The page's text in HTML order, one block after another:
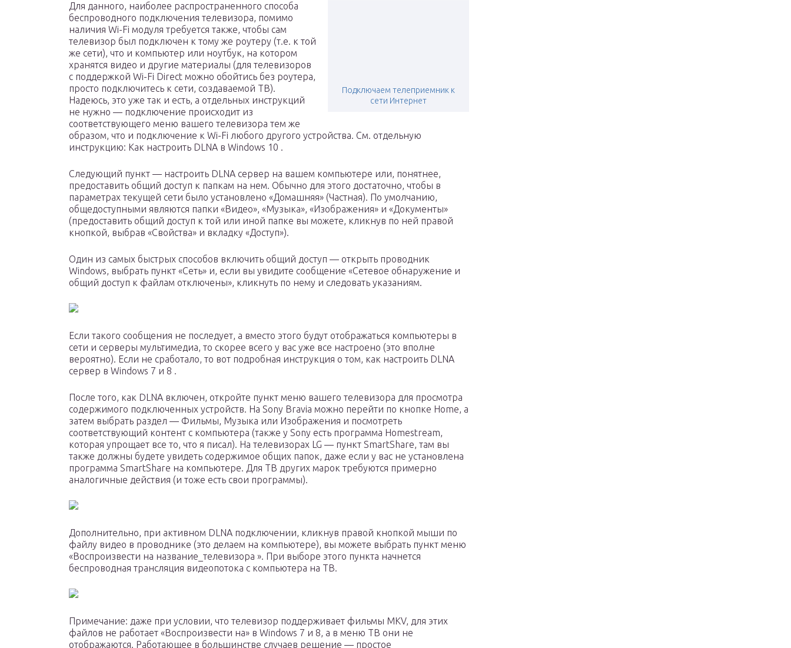
Подключаем телеприемник к
сети Интернет
Для данного, наиболее распространенного способа
беспроводного подключения телевизора, помимо
наличия Wi-Fi модуля требуется также, чтобы сам
телевизор был подключен к тому же роутеру (т.е. к той
же сети), что и компьютер или ноутбук, на котором
хранятся видео и другие материалы (для телевизоров
с поддержкой Wi-Fi Direct можно обойтись без роутера,
просто подключитесь к сети, создаваемой ТВ).
Надеюсь, это уже так и есть, а отдельных инструкций
не нужно — подключение происходит из
соответствующего меню вашего телевизора тем же
образом, что и подключение к Wi-Fi любого другого устройства. См. отдельную
инструкцию: Как настроить DLNA в Windows 10 .
Следующий пункт — настроить DLNA сервер на вашем компьютере или, понятнее,
предоставить общий доступ к папкам на нем. Обычно для этого достаточно, чтобы в
параметрах текущей сети было установлено «Домашняя» (Частная). По умолчанию,
общедоступными являются папки «Видео», «Музыка», «Изображения» и «Документы»
(предоставить общий доступ к той или иной папке вы можете, кликнув по ней правой
кнопкой, выбрав «Свойства» и вкладку «Доступ»).
Один из самых быстрых способов включить общий доступ — открыть проводник
Windows, выбрать пункт «Сеть» и, если вы увидите сообщение «Сетевое обнаружение и
общий доступ к файлам отключены», кликнуть по нему и следовать указаниям.
Если такого сообщения не последует, а вместо этого будут отображаться компьютеры в
сети и серверы мультимедиа, то скорее всего у вас уже все настроено (это вполне
вероятно). Если не сработало, то вот подробная инструкция о том, как настроить DLNA
сервер в Windows 7 и 8 .
После того, как DLNA включен, откройте пункт меню вашего телевизора для просмотра
содержимого подключенных устройств. На Sony Bravia можно перейти по кнопке Home, а
затем выбрать раздел — Фильмы, Музыка или Изображения и посмотреть
соответствующий контент с компьютера (также у Sony есть программа Homestream,
которая упрощает все то, что я писал). На телевизорах LG — пункт SmartShare, там вы
также должны будете увидеть содержимое общих папок, даже если у вас не установлена
программа SmartShare на компьютере. Для ТВ других марок требуются примерно
аналогичные действия (и тоже есть свои программы).
Дополнительно, при активном DLNA подключении, кликнув правой кнопкой мыши по
файлу видео в проводнике (это делаем на компьютере), вы можете выбрать пункт меню
«Воспроизвести на название_телевизора ». При выборе этого пункта начнется
беспроводная трансляция видеопотока с компьютера на ТВ.
Примечание: даже при условии, что телевизор поддерживает фильмы MKV, для этих
файлов не работает «Воспроизвести на» в Windows 7 и 8, а в меню ТВ они не
отображаются. Работающее в большинстве случаев решение — простое